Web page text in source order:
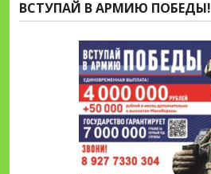
ВСТУПАЙ В АРМИЮ ПОБЕДЫ!